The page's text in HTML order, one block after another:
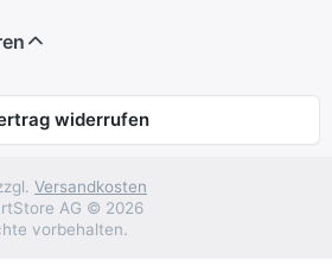
widerrufen
Versandkosten
AG © 2026
vorbehalten.